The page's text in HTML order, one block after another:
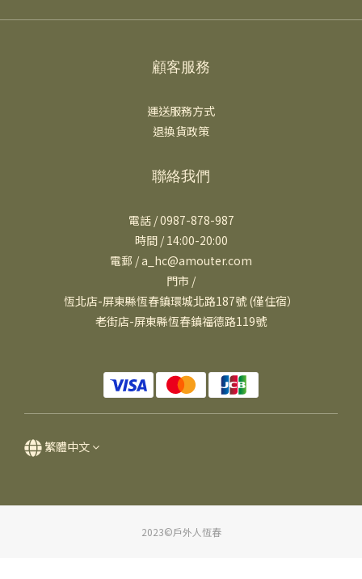
顧客服務
運送服務方式
退換貨政策
聯絡我們
電話 / 0987-878-987
時間 / 14:00-20:00
電郵 / a_hc@amouter.com
門市 /
恆北店-屏東縣恆春鎮環城北路187號 (僅住宿）
老街店-屏東縣恆春鎮福德路119號
繁體中文
2023©戶外人恆春